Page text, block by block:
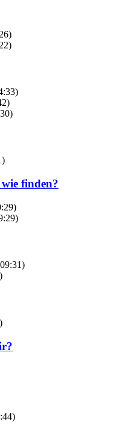
finden?